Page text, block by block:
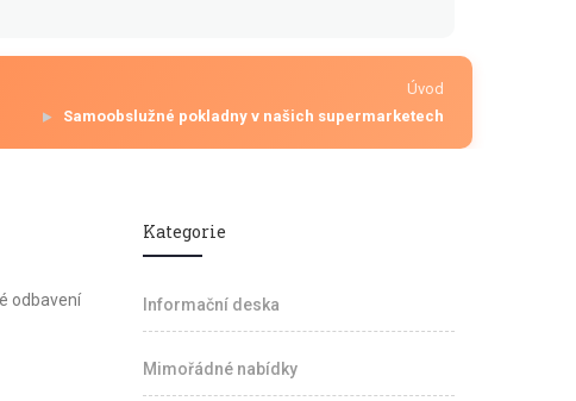
Úvod
Samoobslužné pokladny v našich supermarketech
odbavení
Kategorie
Informační deska
Mimořádné nabídky